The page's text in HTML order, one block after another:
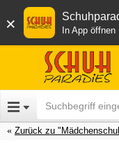
× In App öffnen
Zurück zu